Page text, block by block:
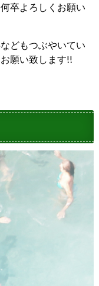
卒よろしくお願い
どもつぶやいてい
願い致します!!